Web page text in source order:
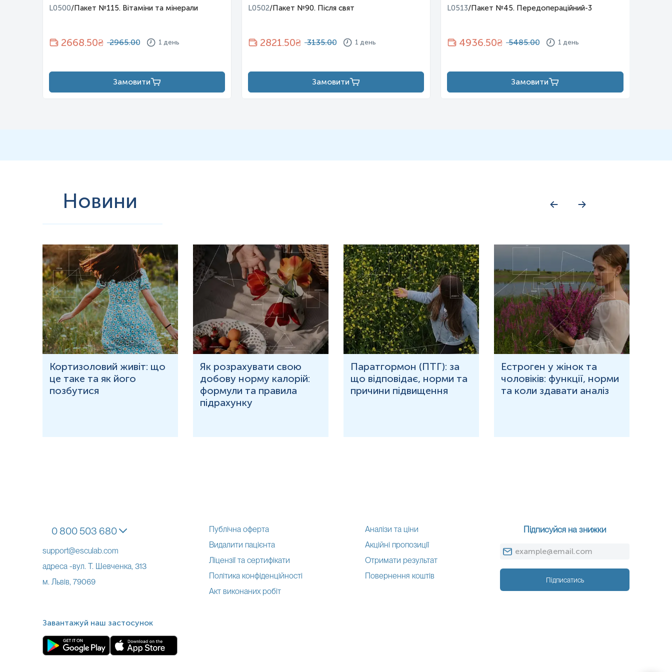
L0500/Пакет №115. Вітаміни та мінерали
2668.50₴ 2965.00 1 день
Замовити
L0502/Пакет №90. Після свят
2821.50₴ 3135.00 1 день
Замовити
L0513/Пакет №45. Передопераційний-3
4936.50₴ 5485.00 1 день
Замовити
Новини
Кортизоловий живіт: що
це таке та як його
позбутися
Як розрахувати свою
добову норму калорій:
формули та правила
підрахунку
Паратгормон (ПТГ): за
що відповідає, норми та
причини підвищення
Естроген у жінок та
чоловіків: функції, норми
та коли здавати аналіз
0 800 503 680
support@esculab.com
адреса -вул. Т. Шевченка, 313
м. Львів, 79069
Публічна оферта
Видалити пацієнта
Ліцензії та сертифікати
Політика конфіденційності
Акт виконаних робіт
Аналізи та ціни
Акційні пропозиції
Отримати результат
Повернення коштів
Підписуйся на знижки
Підписатись
Завантажуй наш застосунок